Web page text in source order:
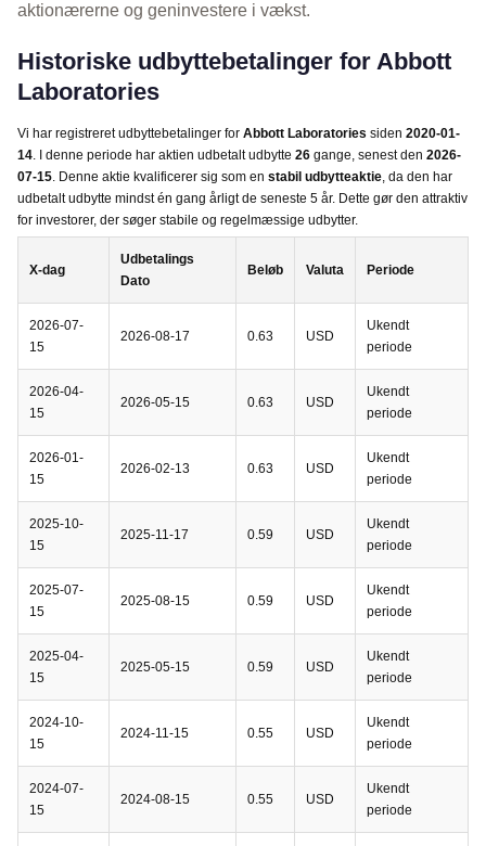
aktionærerne og geninvestere i vækst.
Historiske udbyttebetalinger for Abbott
Laboratories
Vi har registreret udbyttebetalinger for Abbott Laboratories siden 2020-01-
14. I denne periode har aktien udbetalt udbytte 26 gange, senest den 2026-
07-15. Denne aktie kvalificerer sig som en stabil udbytteaktie, da den har
udbetalt udbytte mindst én gang årligt de seneste 5 år. Dette gør den attraktiv
for investorer, der søger stabile og regelmæssige udbytter.
X-dag
Udbetalings
Dato
Beløb Valuta Periode
2026-07-
15
2026-08-17 0.63 USD
Ukendt
periode
2026-04-
15
2026-05-15 0.63 USD
Ukendt
periode
2026-01-
15
2026-02-13 0.63 USD
Ukendt
periode
2025-10-
15
2025-11-17 0.59 USD
Ukendt
periode
2025-07-
15
2025-08-15 0.59 USD
Ukendt
periode
2025-04-
15
2025-05-15 0.59 USD
Ukendt
periode
2024-10-
15
2024-11-15 0.55 USD
Ukendt
periode
2024-07-
15
2024-08-15 0.55 USD
Ukendt
periode